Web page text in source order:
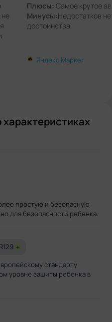
Плюсы: Самое крутое
Минусы:Недостатков
достоинства
Яндекс.Маркет
простую и безопасную
для безопасности ребенка.
+
стандарту
уровне защиты ребенка в